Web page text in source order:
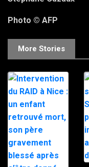
Photo © AFP
More Stories